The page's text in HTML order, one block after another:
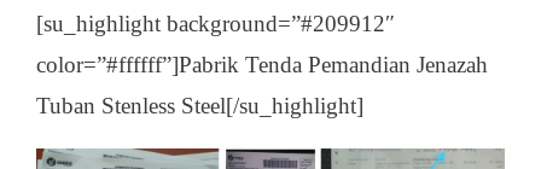
[su_highlight background=”#209912″
color=”#ffffff”]Pabrik Tenda Pemandian Jenazah
Tuban Stenless Steel[/su_highlight]